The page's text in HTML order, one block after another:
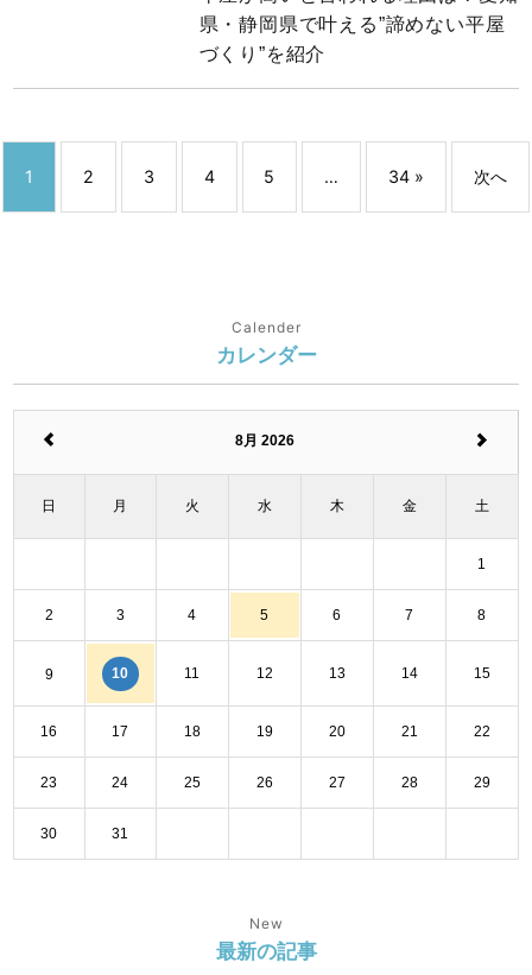
県・静岡県で叶える”諦めない平屋
づくり”を紹介
1 2 3 4 5 … 34 » 次へ
Calender
カレンダー
8月 2026
日 月 火 水 木 金 土
1
2 3 4 5 6 7 8
9 10 11 12 13 14 15
16 17 18 19 20 21 22
23 24 25 26 27 28 29
30 31
New
最新の記事